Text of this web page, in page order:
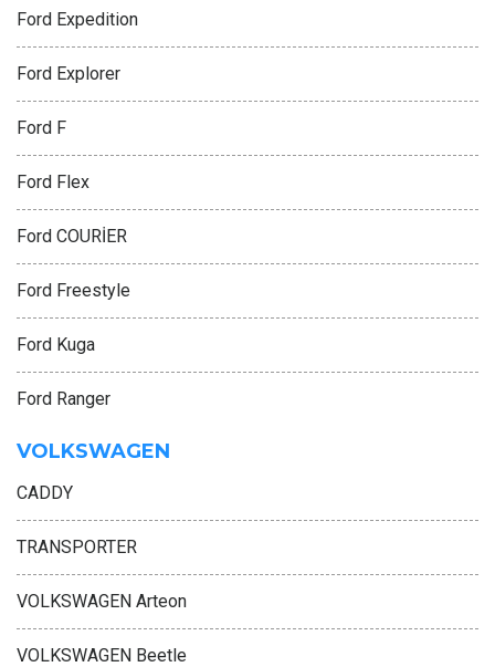
Ford Expedition
Ford Explorer
Ford F
Ford Flex
Ford COURİER
Ford Freestyle
Ford Kuga
Ford Ranger
VOLKSWAGEN
CADDY
TRANSPORTER
VOLKSWAGEN Arteon
VOLKSWAGEN Beetle